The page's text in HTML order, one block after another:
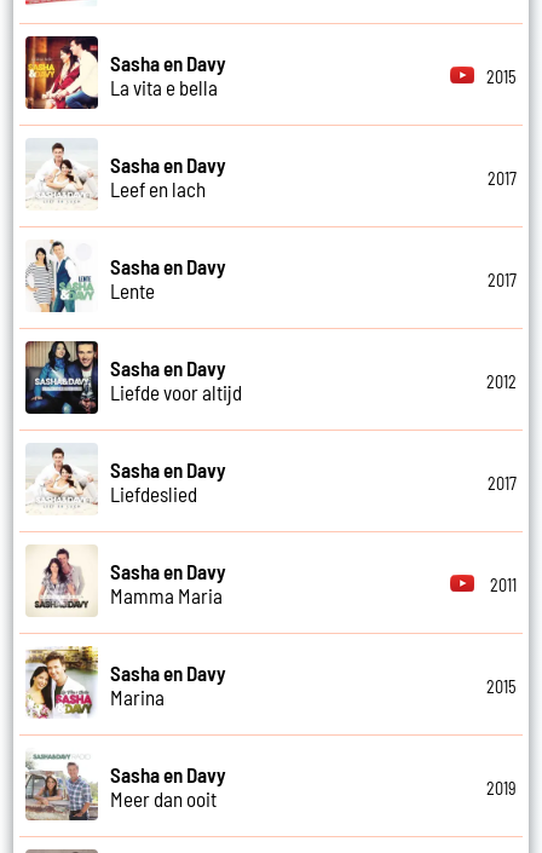
Sasha en Davy
La vita e bella
2015
Sasha en Davy
Leef en lach
2017
Sasha en Davy
Lente
2017
Sasha en Davy
Liefde voor altijd
2012
Sasha en Davy
Liefdeslied
2017
Sasha en Davy
Mamma Maria
2011
Sasha en Davy
Marina
2015
Sasha en Davy
Meer dan ooit
2019